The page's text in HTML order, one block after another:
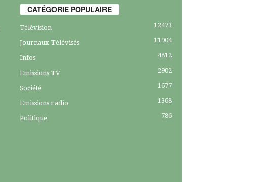
CATÉGORIE POPULAIRE
Télévision 12473
Journaux Télévisés 11904
Infos 4812
Emissions TV 2902
Société 1677
Emissions radio 1368
Politique 786